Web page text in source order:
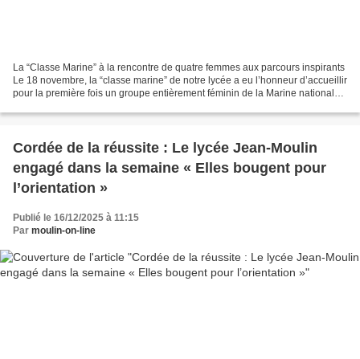
La “Classe Marine” à la rencontre de quatre femmes aux parcours inspirants
Le 18 novembre, la “classe marine” de notre lycée a eu l’honneur d’accueillir
pour la première fois un groupe entièrement féminin de la Marine nationale.
Cordée de la réussite : Le lycée Jean-Moulin
engagé dans la semaine « Elles bougent pour
l’orientation »
Publié le 16/12/2025 à 11:15
Par moulin-on-line